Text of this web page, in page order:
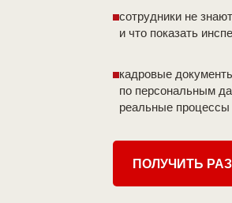
сотрудники не
и что показать
кадровые
по персональным
реальные процессы
ПОЛУЧИТЬ